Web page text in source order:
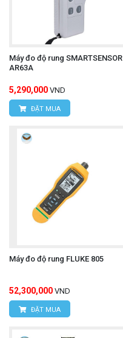
Máy đo độ rung SMARTSENSOR
AR63A
5,290,000 VND
ĐẶT MUA
Máy đo độ rung FLUKE 805
52,300,000 VND
ĐẶT MUA